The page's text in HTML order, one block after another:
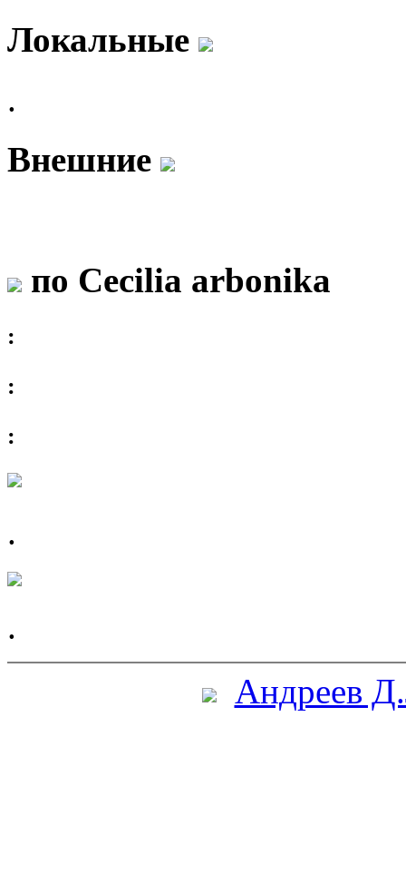
Локальные
.
Внешние
по Cecilia arbonika
:
:
:
.
.
Андреев